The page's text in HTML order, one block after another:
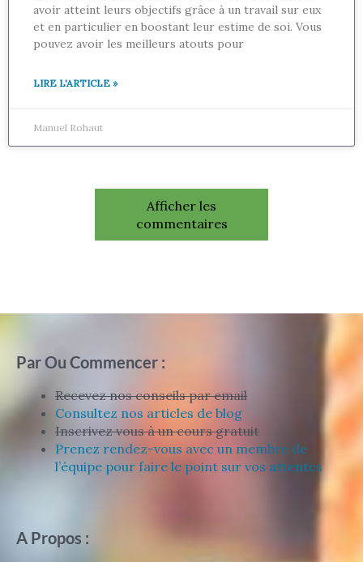
avoir atteint leurs objectifs grâce à un travail sur eux
et en particulier en boostant leur estime de soi. Vous
pouvez avoir les meilleurs atouts pour
LIRE L'ARTICLE »
Manuel Rohaut
Afficher les
commentaires
Par Ou Commencer :
Recevez nos conseils par email
Consultez nos articles de blog
Inscrivez vous à un cours gratuit
Prenez rendez-vous avec un membre de
l’équipe pour faire le point sur vos attentes
A Propos :